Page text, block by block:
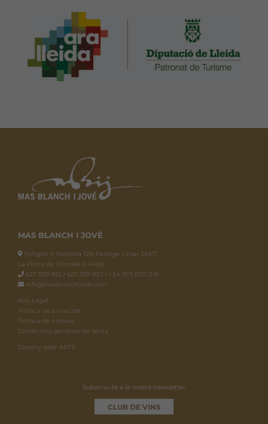
MAS BLANCH I JOVÉ
Polígon 9, Parcel·la 129, Paratge Llinar 25471.
La Pobla de Cérvoles (Lleida)
627 559 832 / 627 559 830 / +34 973 050 018
info@masblanchijove.com
Avís Legal
Política de privacitat
Política de cookies
Condicions generals de venta
Disseny web: ANTS
Subscriu-te a la nostra newsletter
CLUB DE VINS